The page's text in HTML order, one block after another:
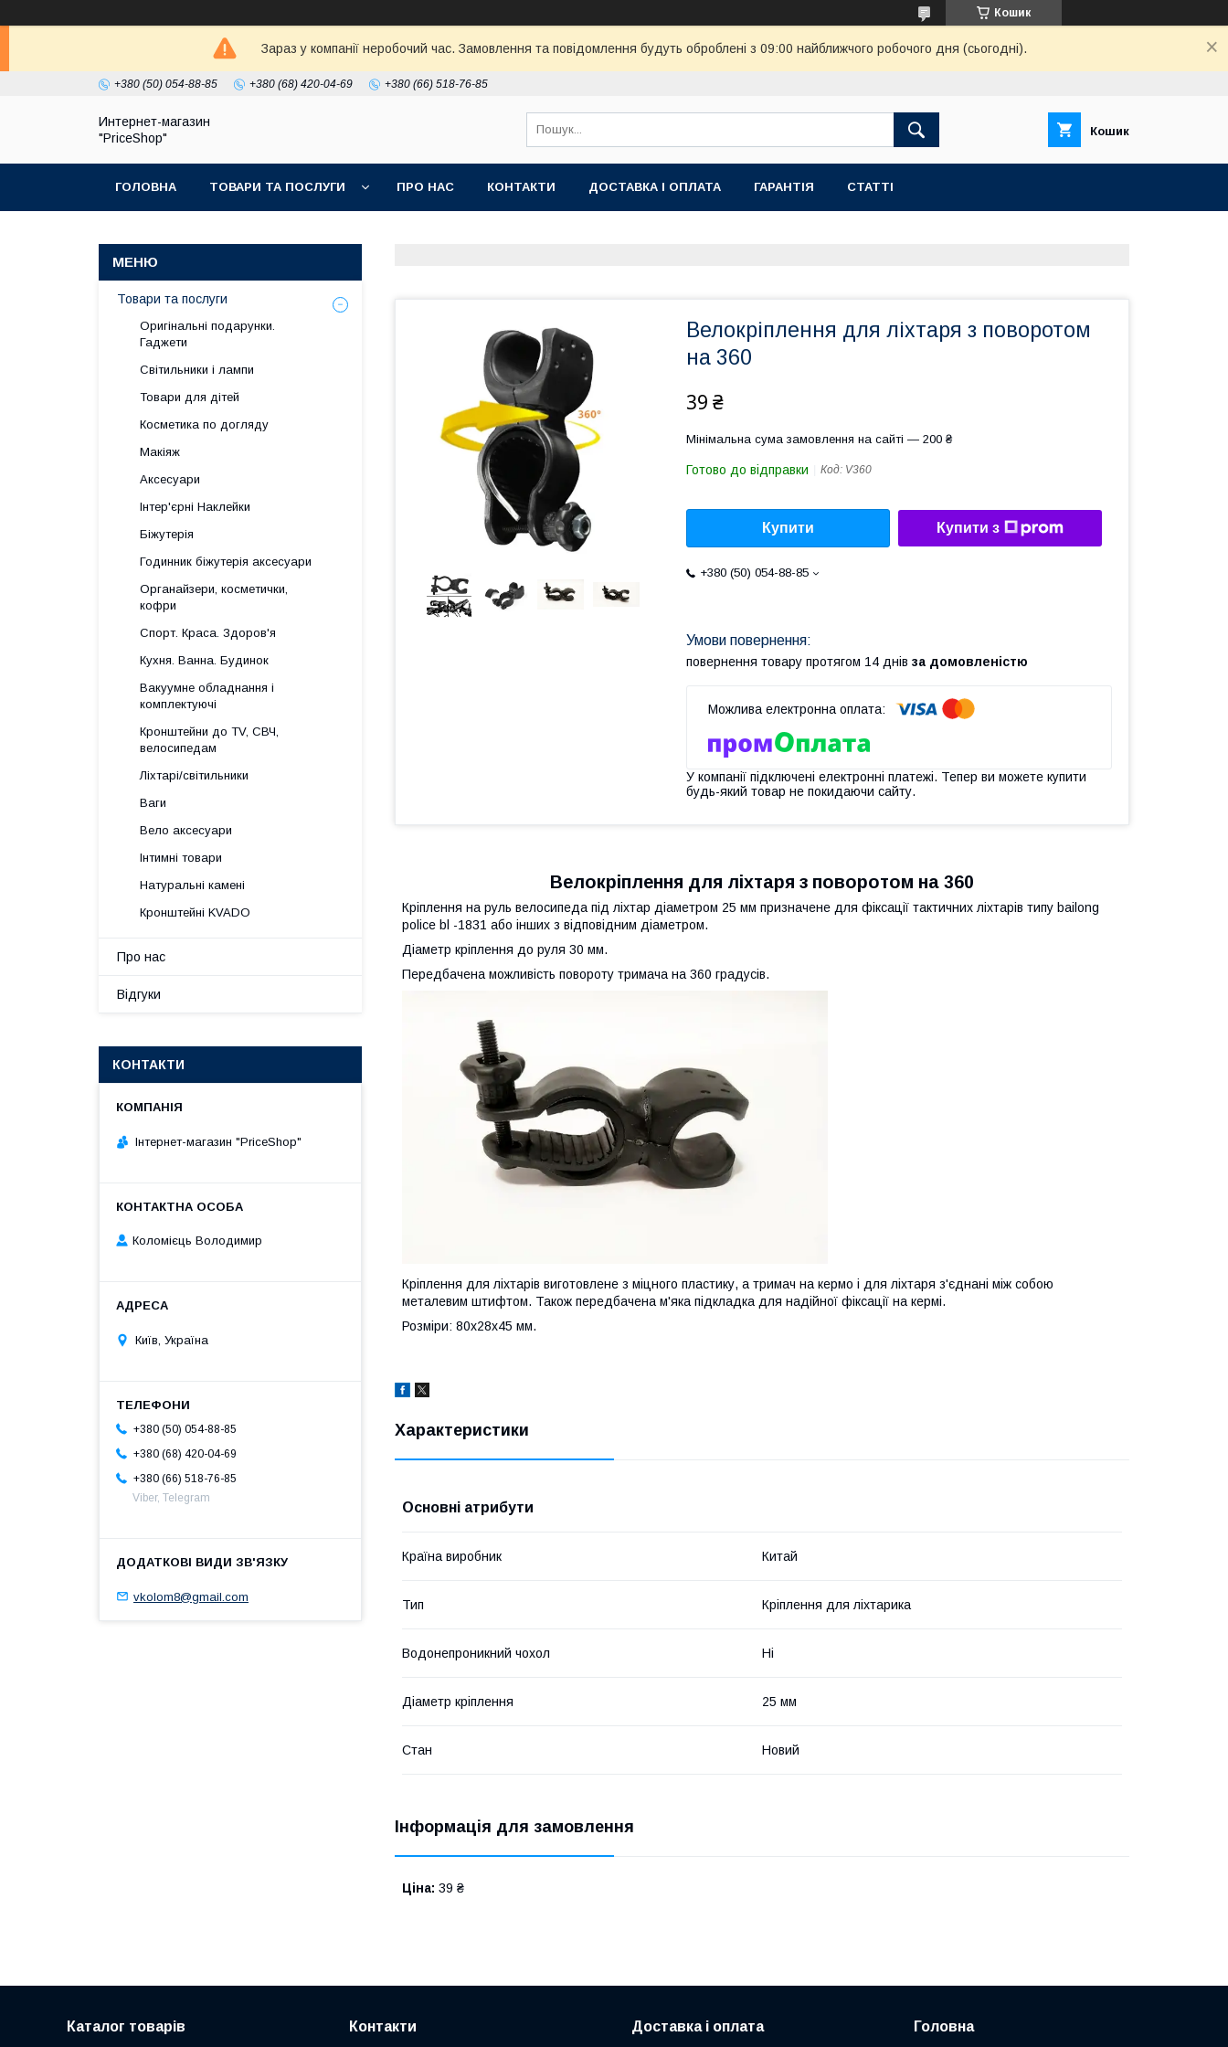
Кошик
Зараз у компанії неробочий час. Замовлення та повідомлення будуть оброблені з 09:00 найближчого робочого дня (сьогодні).
+380 (50) 054-88-85 +380 (68) 420-04-69 +380 (66) 518-76-85
Интернет-магазин
"PriceShop"
Кошик
ГОЛОВНА ТОВАРИ ТА ПОСЛУГИ ПРО НАС КОНТАКТИ ДОСТАВКА І ОПЛАТА ГАРАНТІЯ СТАТТІ
Велокріплення для ліхтаря з поворотом
на 360
39 ₴
Мінімальна сума замовлення на сайті — 200 ₴
Готово до відправки Код: V360
Купити Купити з
+380 (50) 054-88-85
повернення товару протягом 14 днів за домовленістю
У компанії підключені електронні платежі. Тепер ви можете купити
будь-який товар не покидаючи сайту.
Велокріплення для ліхтаря з поворотом на 360
Кріплення на руль велосипеда під ліхтар діаметром 25 мм призначене для фіксації тактичних ліхтарів типу bailong
police bl -1831 або інших з відповідним діаметром.
Діаметр кріплення до руля 30 мм.
Передбачена можливість повороту тримача на 360 градусів.
Кріплення для ліхтарів виготовлене з міцного пластику, а тримач на кермо і для ліхтаря з'єднані між собою
металевим штифтом. Також передбачена м'яка підкладка для надійної фіксації на кермі.
Розміри: 80х28х45 мм.
Характеристики
Основні атрибути
Країна виробник Китай
Тип Кріплення для ліхтарика
Водонепроникний чохол Ні
Діаметр кріплення 25 мм
Стан Новий
Інформація для замовлення
Ціна: 39 ₴
Товари та послуги
Оригінальні подарунки.
Гаджети
Світильники і лампи
Товари для дітей
Косметика по догляду
Макіяж
Аксесуари
Інтер'єрні Наклейки
Біжутерія
Годинник біжутерія аксесуари
Органайзери, косметички,
кофри
Спорт. Краса. Здоров'я
Кухня. Ванна. Будинок
Вакуумне обладнання і
комплектуючі
Кронштейни до TV, СВЧ,
велосипедам
Ліхтарі/світильники
Ваги
Вело аксесуари
Інтимні товари
Натуральні камені
Кронштейні KVADO
Про нас
Відгуки
КОНТАКТИ
Інтернет-магазин "PriceShop"
Коломієць Володимир
Київ, Україна
+380 (50) 054-88-85
+380 (68) 420-04-69
+380 (66) 518-76-85
Viber, Telegram
vkolom8@gmail.com
Каталог товарів Контакти Доставка і оплата Головна